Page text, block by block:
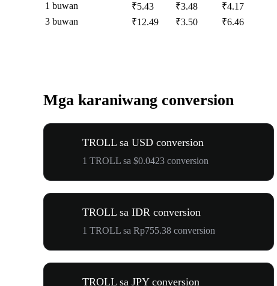
1 buwan
₹5.43 ₹3.48 ₹4.17
3 buwan
₹12.49 ₹3.50 ₹6.46
Mga karaniwang conversion
TROLL sa USD conversion
1 TROLL sa $0.0423 conversion
TROLL sa IDR conversion
1 TROLL sa Rp755.38 conversion
TROLL sa JPY conversion